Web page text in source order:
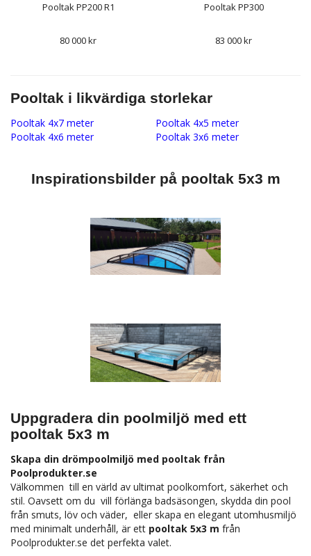
Pooltak PP200 R1
80 000 kr
Pooltak PP300
83 000 kr
Pooltak i likvärdiga storlekar
Pooltak 4x7 meter
Pooltak 4x5 meter
Pooltak 4x6 meter
Pooltak 3x6 meter
Inspirationsbilder på pooltak 5x3 m
Uppgradera din poolmiljö med ett
pooltak 5x3 m
Skapa din drömpoolmiljö med pooltak från
Poolprodukter.se
Välkommen till en värld av ultimat poolkomfort, säkerhet och
stil. Oavsett om du vill förlänga badsäsongen, skydda din pool
från smuts, löv och väder, eller skapa en elegant utomhusmiljö
med minimalt underhåll, är ett pooltak 5x3 m från
Poolprodukter.se det perfekta valet.